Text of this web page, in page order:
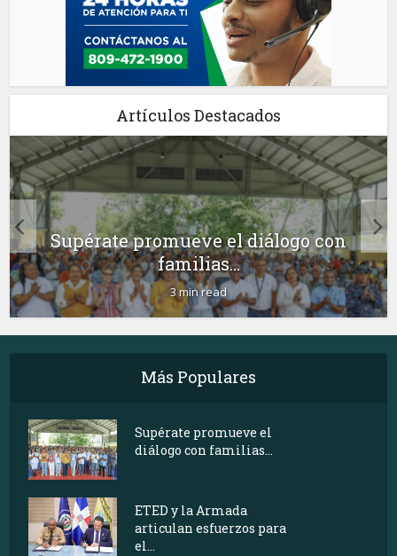
Artículos Destacados
Supérate promueve el diálogo con
familias...
3 min read
Más Populares
Supérate promueve el
diálogo con familias...
ETED y la Armada
articulan esfuerzos para
el...